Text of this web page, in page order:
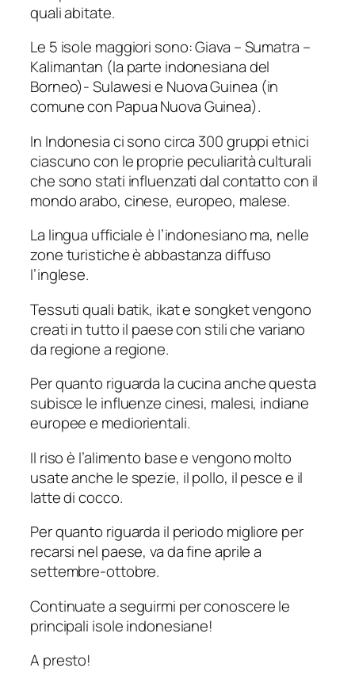
quali abitate.
Le 5 isole maggiori sono: Giava – Sumatra –
Kalimantan (la parte indonesiana del
Borneo)- Sulawesi e Nuova Guinea (in
comune con Papua Nuova Guinea).
In Indonesia ci sono circa 300 gruppi etnici
ciascuno con le proprie peculiarità culturali
che sono stati influenzati dal contatto con il
mondo arabo, cinese, europeo, malese.
La lingua ufficiale è l’indonesiano ma, nelle
zone turistiche è abbastanza diffuso
l’inglese.
Tessuti quali batik, ikat e songket vengono
creati in tutto il paese con stili che variano
da regione a regione.
Per quanto riguarda la cucina anche questa
subisce le influenze cinesi, malesi, indiane
europee e mediorientali.
Il riso è l’alimento base e vengono molto
usate anche le spezie, il pollo, il pesce e il
latte di cocco.
Per quanto riguarda il periodo migliore per
recarsi nel paese, va da fine aprile a
settembre-ottobre.
Continuate a seguirmi per conoscere le
principali isole indonesiane!
A presto!